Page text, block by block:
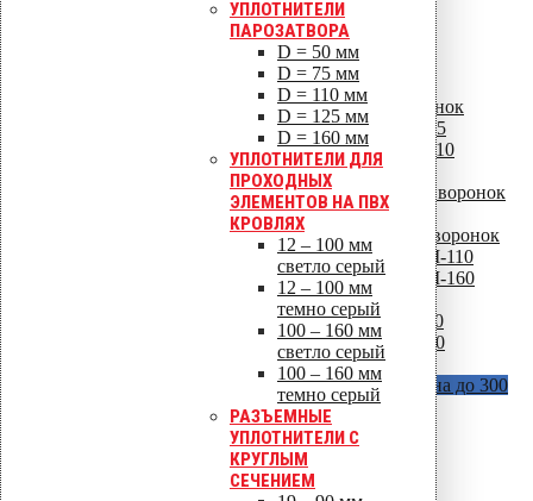
УПЛОТНИТЕЛИ
ПАРОЗАТВОРА
D = 50 мм
D = 75 мм
D = 110 мм
D = 125 мм
D = 160 мм
УПЛОТНИТЕЛИ ДЛЯ
ПРОХОДНЫХ
ЭЛЕМЕНТОВ НА ПВХ
КРОВЛЯХ
12 – 100 мм
светло серый
12 – 100 мм
темно серый
100 – 160 мм
светло серый
100 – 160 мм
темно серый
РАЗЪЕМНЫЕ
УПЛОТНИТЕЛИ С
КРУГЛЫМ
СЕЧЕНИЕМ
CM ФитингиУниверсальные воронки
D = 75 мм
Комплектующие для водосточных воронок
Листвоуловители для водосточных воронок
Фильтр листьев для воронки CM-75
Фильтр листьев для воронки CM-110
Фильтр листьев для воронки AM
Фильтр безвоздушного потока для воронок
Крепежные элементы для водосточных воронок
Кольцо + шурупы для воронки AM-110
Кольцо + шурупы для воронки AM-160
Термокабеля для водосточных воронок
Термокабель для воронки AM – 110
Термокабель для воронки AM – 160
Крепеж для теплоизоляции и мембран
Vilpe Croco A (с шипами)В наличии длина до 300